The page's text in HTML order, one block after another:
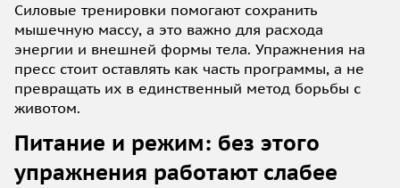
Силовые тренировки помогают сохранить
мышечную массу, а это важно для расхода
энергии и внешней формы тела. Упражнения на
пресс стоит оставлять как часть программы, а не
превращать их в единственный метод борьбы с
животом.
Питание и режим: без этого
упражнения работают слабее